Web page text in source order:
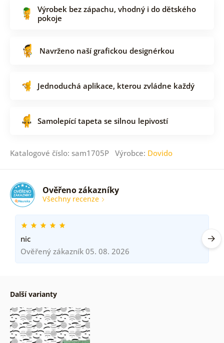
Výrobek bez zápachu, vhodný i do dětského
pokoje
Navrženo naší grafickou designérkou
Jednoduchá aplikace, kterou zvládne každý
Samolepící tapeta se silnou lepivostí
Katalogové číslo: sam1705P Výrobce: Dovido
Ověřeno zákazníky
Všechny recenze
nic
Ověřený zákazník 05. 08. 2026
Další varianty